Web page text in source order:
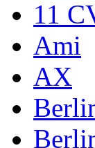
11
Ami
AX